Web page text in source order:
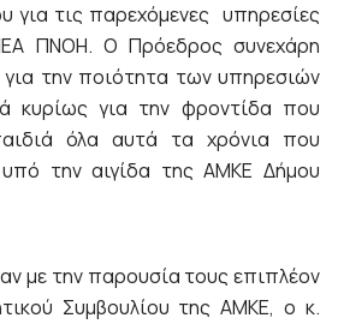
για τις παρεχόμενες υπηρεσίες
ΠΝΟΗ. Ο Πρόεδρος συνεχάρη
την ποιότητα των υπηρεσιών
κυρίως για την φροντίδα που
όλα αυτά τα χρόνια που
υπό την αιγίδα της ΑΜΚΕ Δήμου
με την παρουσία τους επιπλέον
Συμβουλίου της ΑΜΚΕ, ο κ.